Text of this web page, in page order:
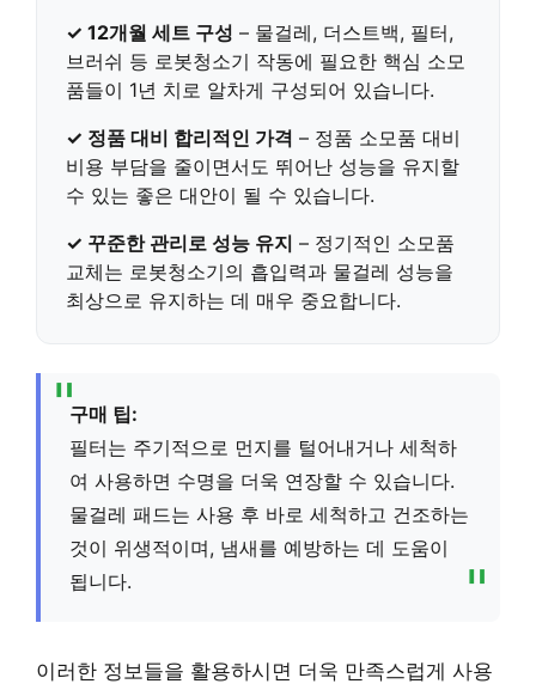
✓ 12개월 세트 구성 – 물걸레, 더스트백, 필터,
브러쉬 등 로봇청소기 작동에 필요한 핵심 소모
품들이 1년 치로 알차게 구성되어 있습니다.
✓ 정품 대비 합리적인 가격 – 정품 소모품 대비
비용 부담을 줄이면서도 뛰어난 성능을 유지할
수 있는 좋은 대안이 될 수 있습니다.
✓ 꾸준한 관리로 성능 유지 – 정기적인 소모품
교체는 로봇청소기의 흡입력과 물걸레 성능을
최상으로 유지하는 데 매우 중요합니다.
구매 팁:
필터는 주기적으로 먼지를 털어내거나 세척하
여 사용하면 수명을 더욱 연장할 수 있습니다.
물걸레 패드는 사용 후 바로 세척하고 건조하는
것이 위생적이며, 냄새를 예방하는 데 도움이
됩니다.
이러한 정보들을 활용하시면 더욱 만족스럽게 사용